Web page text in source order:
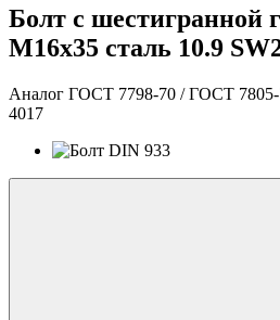
Болт с шестигранной
М16х35 сталь 10.9
Аналог ГОСТ 7798-70 / ГОСТ
4017